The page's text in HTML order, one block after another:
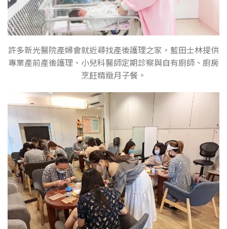
許多新光醫院產婦會就近尋找產後護理之家，藍田士林提供
專業產前產後護理、小兒科醫師定期診察與自有廚師、廚房
烹飪精緻月子餐。